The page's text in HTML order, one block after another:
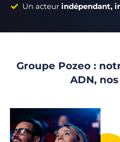
Un acteur indépendant,
Groupe Pozeo :
ADN,